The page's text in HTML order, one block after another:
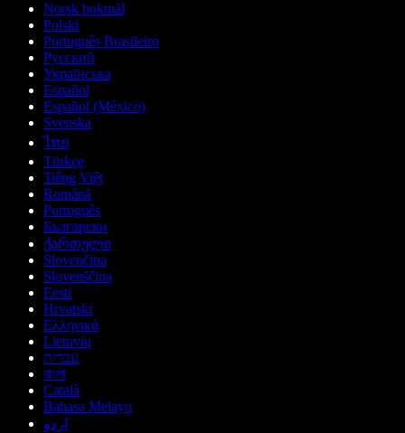
Norsk bokmål
Polski
Português Brasileiro
Русский
Українська
Español
Español (México)
Svenska
ไทย
Türkçe
Tiếng Việt
Română
Português
Български
ქართული
Slovenčina
Slovenščina
Eesti
Hrvatski
Ελληνικά
Lietuvių
עברית
বাংলা
Català
Bahasa Melayu
اردو